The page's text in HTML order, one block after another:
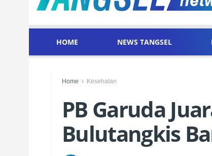
HOME NEWS TANGSEL
Home Kesehatan
PB Garuda
Bulutangkis